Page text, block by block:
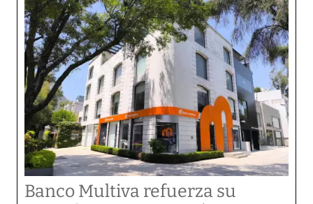
Banco Multiva refuerza su